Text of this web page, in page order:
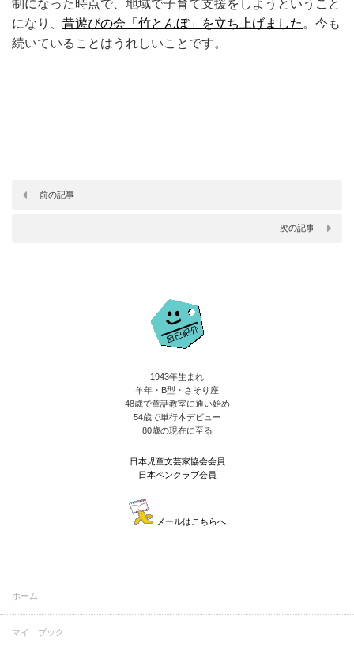
制になった時点で、地域で子育て支援をしようということ
になり、 昔遊びの会「竹とんぼ」を立ち上げました 。今も
続いていることはうれしいことです。
前の記事
次の記事
1943年生まれ
羊年・B型・さそり座
48歳で童話教室に通い始め
54歳で単行本デビュー
80歳の現在に至る
日本児童文芸家協会会員
日本ペンクラブ会員
メールはこちらへ
ホーム
マイ ブック